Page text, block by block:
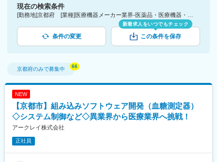
現在の検索条件
[勤務地]京都府 [業種]医療機器メーカー業界-医薬品・医療機器・ライフサイエンス・医療系サービス [こだわり条件ピックアップ]年間休日120日以上 [詳細条件](休日・働き方)年間休日120日以上
条件の変更
新着求人をいつでもチェック
この条件を保存
京都府のみで募集中
NEW
【京都市】組み込みソフトウェア開発（血糖測定器）
◇システム制御など◇異業界から医療業界へ挑戦！
アークレイ株式会社
正社員